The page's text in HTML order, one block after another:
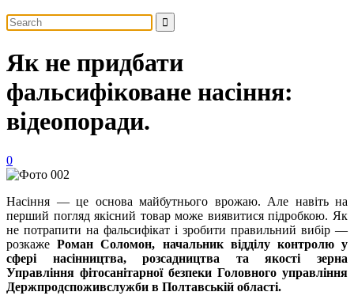
Як не придбати
фальсифіковане насіння:
відеопоради.
0
Насіння — це основа майбутнього врожаю. Але навіть на
перший погляд якісний товар може виявитися підробкою. Як
не потрапити на фальсифікат і зробити правильний вибір —
розкажеРоман Соломон, начальник відділу контролю у
сфері насінництва, розсадництва та якості зерна
Управління фітосанітарної безпеки Головного управління
Держпродспоживслужби в Полтавській області.